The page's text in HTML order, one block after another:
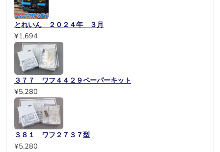
とれいん ２０２４年 ３月
¥1,694
３７７ ワフ４４２９ペーパーキット
¥5,280
３８１ ワフ２７３７型
¥5,280